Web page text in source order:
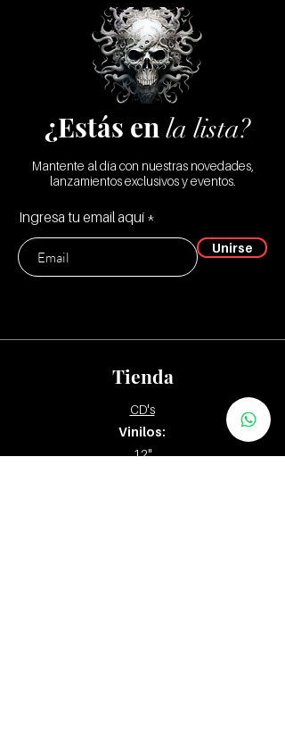
¿Estás enla lista?
Mantente al día con nuestras novedades,
lanzamientos exclusivos y eventos.
Ingresa tu email aquí
Unirse
Tienda
CD's
Vinilos:
12"